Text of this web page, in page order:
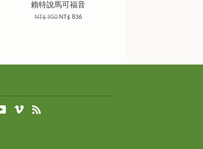
賴特說馬可福音
NT$ 950NT$ 836
YouTubeVimeo